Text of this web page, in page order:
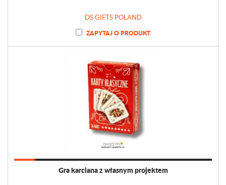
DS GIFTS POLAND
ZAPYTAJ O PRODUKT
Gra karciana z własnym projektem